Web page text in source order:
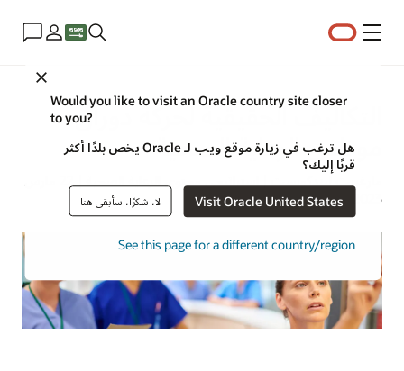
القائمة
Would you like to visit an Oracle country site closer
to you?
هل ترغب في زيارة موقع ويب لـ Oracle يخص بلدًا أكثر
قربًا إليك؟
Visit Oracle United States لا، شكرًا، سأبقى هنا
See this page for a different country/region
التكاليف الحقيقية لحركة دوران
موظفي الرعاية الصحية
2023